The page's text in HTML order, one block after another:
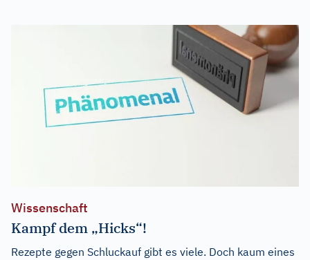
Wissenschaft
Kampf dem „Hicks“!
Rezepte gegen Schluckauf gibt es viele. Doch kaum eines